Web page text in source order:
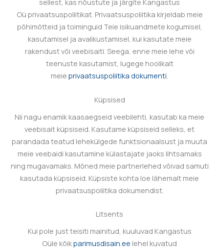
sellest, kas nõustute ja järgite Kangastus
Oü privaatsuspoliitikat. Privaatsuspoliitika kirjeldab meie
põhimõtteid ja toiminguid Teie isikuandmete kogumisel,
kasutamisel ja avalikustamisel, kui kasutate meie
rakendust või veebisaiti. Seega, enne meie lehe või
teenuste kasutamist, lugege hoolikalt
meie privaatsuspoliitika dokumenti.
Küpsised
Nii nagu enamik kaasaegseid veebilehti, kasutab ka meie
veebisait küpsiseid. Kasutame küpsiseid selleks, et
parandada teatud lehekülgede funktsionaalsust ja muuta
meie veebaidi kasutamine külastajate jaoks lihtsamaks
ning mugavamaks. Mõned meie partnerlehed võivad samuti
kasutada küpsiseid. Küpsiste kohta loe lähemalt meie
privaatsuspoliitika dokumendist.
Litsents
Kui pole just teisiti mainitud, kuuluvad Kangastus
Oüle kõikparimusdisain.ee lehel kuvatud